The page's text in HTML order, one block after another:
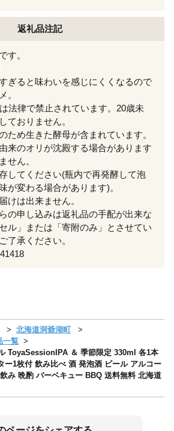
返礼品注記
す。
ぎると味わいを感じにくくなるので
。
法律で禁止されています。20歳未
ておりません。
ため生きた酵母が含まれています。
来のオリが沈殿する場合があります
せん。
してください(瓶内で再発酵して泡
が変わる場合があります)。
けは出来ません。
の申し込みは返礼品の手配が出来な
ル」または「寄附のみ」とさせてい
了承ください。
北海道洞爺湖町
一覧
ToyaSessionIPA ＆ 季節限定 330ml 各1本
ー1枚付 飲み比べ 酒 発泡酒 ビール アルコー
み 晩酌 バーベキュー BBQ 送料無料 北海道